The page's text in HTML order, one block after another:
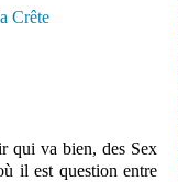
qui va bien, des Sex
il est question entre